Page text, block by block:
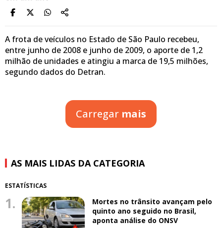
A frota de veículos no Estado de São Paulo recebeu,
entre junho de 2008 e junho de 2009, o aporte de 1,2
milhão de unidades e atingiu a marca de 19,5 milhões,
segundo dados do Detran.
Carregar mais
AS MAIS LIDAS DA CATEGORIA
ESTATÍSTICAS
1.
Mortes no trânsito avançam pelo
quinto ano seguido no Brasil,
aponta análise do ONSV